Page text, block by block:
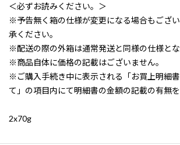
＜必ずお読みください。＞
※予告無く箱の仕様が変更になる場合もござ
承ください。
※配送の際の外箱は通常発送と同様の仕様とな
※商品自体に価格の記載はございません。
※ご購入手続き中に表示される「お買上明細
て」の項目内にて明細書の金額の記載の有無を
2x70g